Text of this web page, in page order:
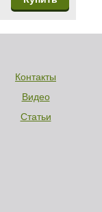
Контакты
Видео
Статьи